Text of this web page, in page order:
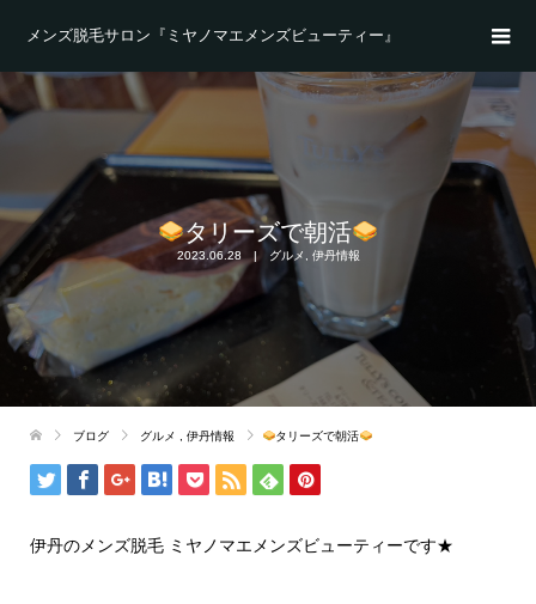
メンズ脱毛サロン『ミヤノマエメンズビューティー』
タリーズで朝活
2023.06.28 グルメ 伊丹情報
ブログ グルメ 伊丹情報 タリーズで朝活
伊丹のメンズ脱毛 ミヤノマエメンズビューティーです★